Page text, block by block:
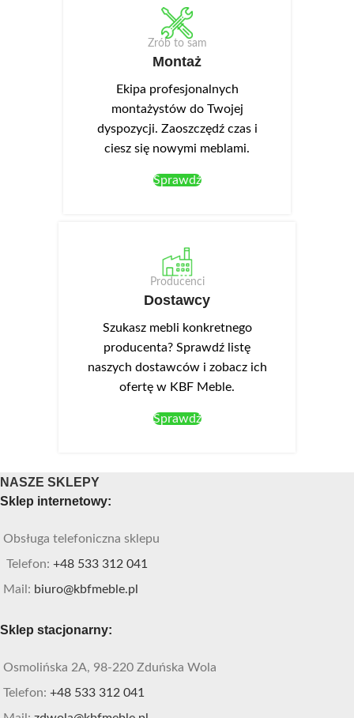
Zrób to sam
Montaż
Ekipa profesjonalnych
montażystów do Twojej
dyspozycji. Zaoszczędź czas i
ciesz się nowymi meblami.
Sprawdź
Producenci
Dostawcy
Szukasz mebli konkretnego
producenta? Sprawdź listę
naszych dostawców i zobacz ich
ofertę w KBF Meble.
Sprawdź
NASZE SKLEPY
Sklep internetowy:
Obsługa telefoniczna sklepu
Telefon: +48 533 312 041
Mail: biuro@kbfmeble.pl
Sklep stacjonarny:
Osmolińska 2A, 98-220 Zduńska Wola
Telefon: +48 533 312 041